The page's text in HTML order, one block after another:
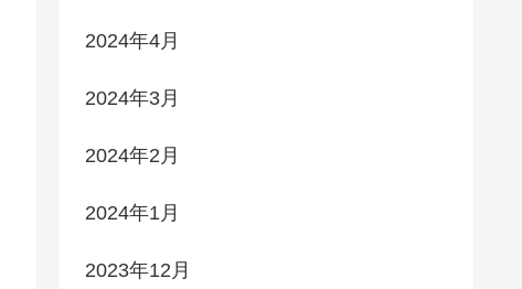
2024年4月
2024年3月
2024年2月
2024年1月
2023年12月